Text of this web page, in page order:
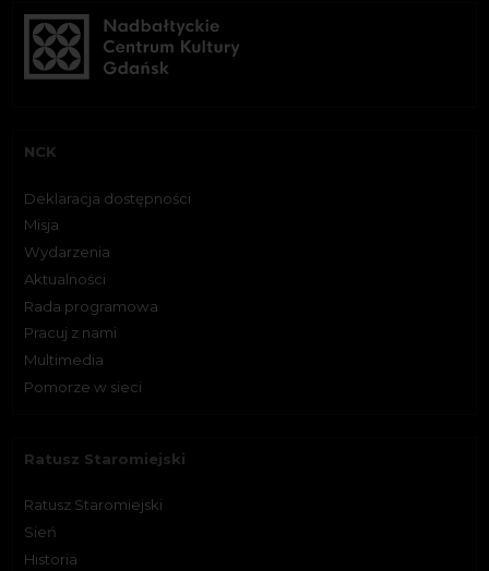
NCK
Deklaracja dostępności
Misja
Wydarzenia
Aktualności
Rada programowa
Pracuj z nami
Multimedia
Pomorze w sieci
Ratusz Staromiejski
Ratusz Staromiejski
Sień
Historia